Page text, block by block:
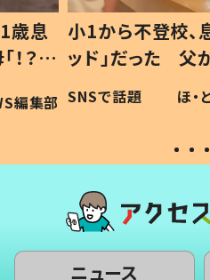
歳息
？」
編集部
小1から不登校、
ッド」だった 父
作り続ける理由
#令和の子
SNSで話題 ほ・
ニュース